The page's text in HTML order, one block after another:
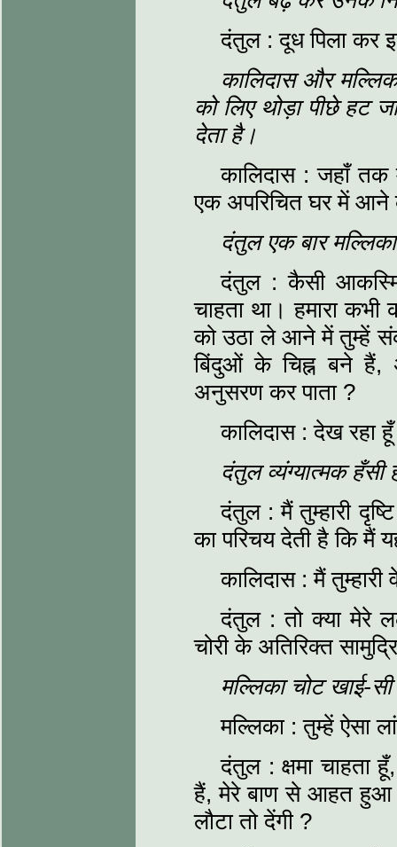
दंतुल : दूध पिला कर
कालिदास और
को लिए थोड़ा पीछे हट
देता है।
कालिदास : जहाँ तक
एक अपरिचित घर में
दंतुल एक बार
दंतुल : कैसी
चाहता था। हमारा
को उठा ले आने में तुम्हें
बिंदुओं के चिह्न बने हैं,
अनुसरण कर पाता ?
कालिदास : देख रहा
दंतुल व्यंग्यात्मक हँसी
दंतुल : मैं तुम्हारी
का परिचय देती है कि मैं
कालिदास : मैं
दंतुल : तो क्या मेरे
चोरी के अतिरिक्त
मल्लिका चोट खाई-
मल्लिका : तुम्हें ऐसा
दंतुल : क्षमा चाहता
हैं, मेरे बाण से आहत हुआ
लौटा तो देंगी ?